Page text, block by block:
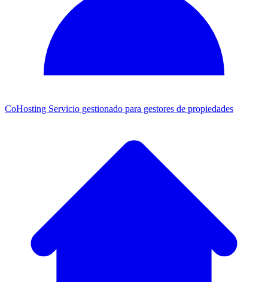
CoHosting Servicio gestionado para gestores de propiedades